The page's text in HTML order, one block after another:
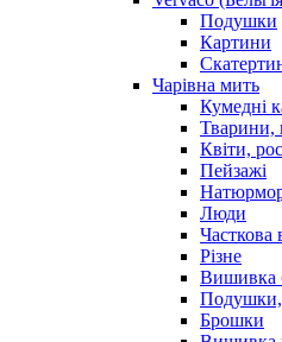
Подушки
Картини
Чарiвна мить
Кумедні
Тварини,
Квіти,
Пейзажі
Люди
Часткова
Різне
Вишивка
Подушки,
Брошки